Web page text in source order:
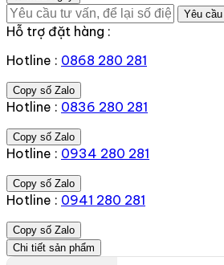
Yêu cầu
Hỗ trợ đặt hàng :
Hotline : 0868 280 281
Copy số Zalo
Hotline : 0836 280 281
Copy số Zalo
Hotline : 0934 280 281
Copy số Zalo
Hotline : 0941 280 281
Copy số Zalo
Chi tiết sản phẩm